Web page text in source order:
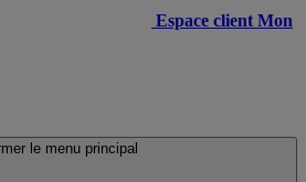
Espace client Mon
le menu principal